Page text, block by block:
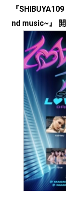
『
nd music~』